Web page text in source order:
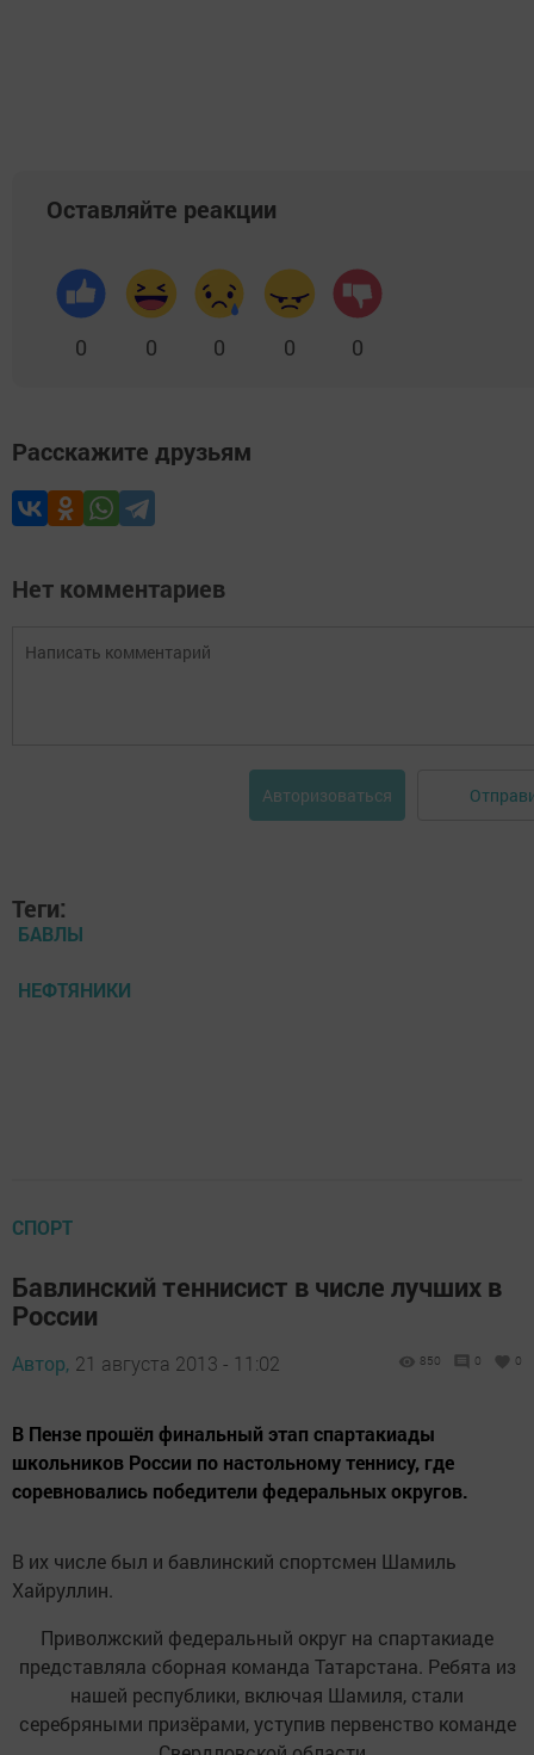
Оставляйте реакции
0 0 0 0 0
Расскажите друзьям
Нет комментариев
Авторизоваться
Теги:
БАВЛЫ
НЕФТЯНИКИ
СПОРТ
Бавлинский теннисист в числе лучших в
России
Автор, 21 августа 2013 - 11:02 850 0 0
В Пензе прошёл финальный этап спартакиады
школьников России по настольному теннису, где
соревновались победители федеральных округов.
В их числе был и бавлинский спортсмен Шамиль
Хайруллин.
Приволжский федеральный округ на спартакиаде
представляла сборная команда Татарстана. Ребята из
нашей республики, включая Шамиля, стали
серебряными призёрами, уступив первенство команде